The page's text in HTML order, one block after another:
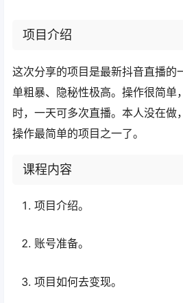
项目介绍
这次分享的项目是最新抖音直播的
单粗暴、隐秘性极高。操作很简单
时，一天可多次直播。本人没在做
操作最简单的项目之一了。
课程内容
项目介绍。
账号准备。
项目如何去变现。